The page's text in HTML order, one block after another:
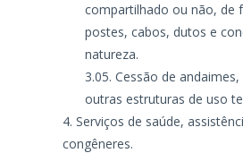
compartilhado ou não, de
postes, cabos, dutos e
natureza.
Cessão de
outras estruturas de uso
Serviços de saúde,
congêneres.